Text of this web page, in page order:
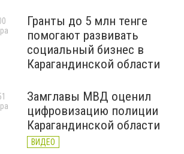
Гранты до 5 млн тенге
помогают развивать
социальный бизнес в
Карагандинской области
Замглавы МВД оценил
цифровизацию полиции
Карагандинской области
ВИДЕО